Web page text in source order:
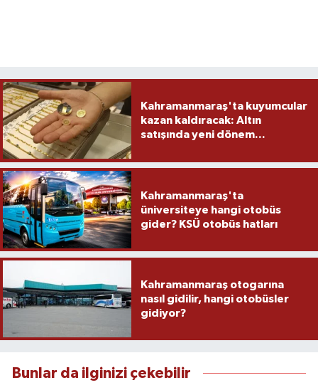
Kahramanmaraş'ta kuyumcular
kazan kaldıracak: Altın
satışında yeni dönem...
Kahramanmaraş'ta
üniversiteye hangi otobüs
gider? KSÜ otobüs hatları
Kahramanmaraş otogarına
nasıl gidilir, hangi otobüsler
gidiyor?
Bunlar da ilginizi çekebilir